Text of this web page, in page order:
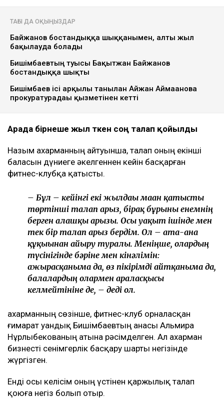
ТАҒЫ ДА ОҚЫҢЫЗДАР
Байжанов бостандыққа шыққанымен, алты жыл
бақылауда болады
Бишімбаевтың туысы Бақытжан Байжанов
бостандыққа шықты
Бишімбаев ісі арқылы танылған Айжан Аймағанова
прокуратурадағы қызметінен кетті
Арада бірнеше жыл өткен соң талап қойылды
Назым Қахарманның айтуынша, талап оның екінші
баласын дүниеге әкелгеннен кейін басқарған
фитнес-клубқа қатысты.
– Бұл – кейінгі екі жылдағы маған қатысты
төртінші талап арыз, бірақ бұрынғы енемнің
берген алғашқы арызы. Осы уақыт ішінде мен
тек бір талап арыз бердім. Ол – ата-ана
құқығынан айыру туралы. Меніңше, олардың
түсінігінде бәріне мен кінәлімін:
ажырасқаныма да, өз пікірімді айтқаныма да,
балалардың олармен араласқысы
келмейтініне де, – деді ол.
Қахарманның сөзінше, фитнес-клуб орналасқан
ғимарат Қуандық Бишімбаевтың анасы Альмира
Нұрлыбекованың атына рәсімделген. Ал Қахарман
бизнесті сенімгерлік басқару шарты негізінде
жүргізген.
Енді осы келісім оның үстінен қаржылық талап
қоюға негіз болып отыр.